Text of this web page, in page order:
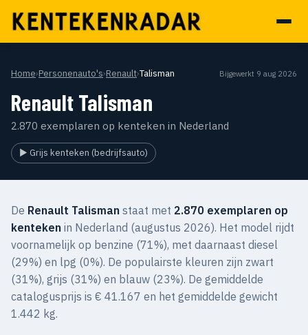
Home›Personenauto's›Renault›Talisman Bijgewerkt 9 aug 2026
Renault Talisman
2.870 exemplaren op kenteken in Nederland
▶ Grijs kenteken (bedrijfsauto)
De Renault Talisman staat met 2.870 exemplaren op
kenteken in Nederland (augustus 2026). Het model rijdt
voornamelijk op benzine (71%), met daarnaast diesel
(29%) en lpg (0%). De populairste kleuren zijn zwart
(31%), grijs (31%) en blauw (23%). De gemiddelde
catalogusprijs is € 41.167 en het gemiddelde gewicht
1.442 kg.